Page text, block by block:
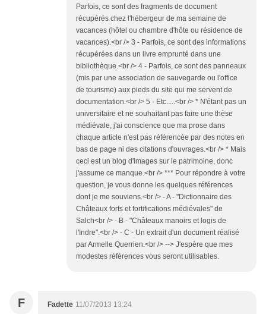
Parfois, ce sont des fragments de document
récupérés chez l'hébergeur de ma semaine de
vacances (hôtel ou chambre d'hôte ou résidence de
vacances).<br /> 3 - Parfois, ce sont des informations
récupérées dans un livre emprunté dans une
bibliothèque.<br /> 4 - Parfois, ce sont des panneaux
(mis par une association de sauvegarde ou l'office
de tourisme) aux pieds du site qui me servent de
documentation.<br /> 5 - Etc.....<br /> * N'étant pas un
universitaire et ne souhaitant pas faire une thèse
médiévale, j'ai conscience que ma prose dans
chaque article n'est pas référencée par des notes en
bas de page ni des citations d'ouvrages.<br /> * Mais
ceci est un blog d'images sur le patrimoine, donc
j'assume ce manque.<br /> *** Pour répondre à votre
question, je vous donne les quelques références
dont je me souviens.<br /> - A - "Dictionnaire des
Châteaux forts et fortifications médiévales" de
Salch<br /> - B - "Châteaux manoirs et logis de
l'Indre".<br /> - C - Un extrait d'un document réalisé
par Armelle Querrien.<br /> --> J'espère que mes
modestes références vous seront utilisables.
F Fadette 11/07/2013 13:24